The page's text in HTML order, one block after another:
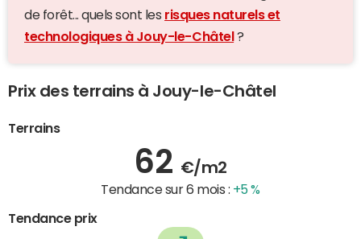
de forêt... quels sont les risques naturels et
technologiques à Jouy-le-Châtel ?
Prix des terrains à Jouy-le-Châtel
Terrains
62 €/m2
Tendance sur 6 mois : +5 %
Tendance prix